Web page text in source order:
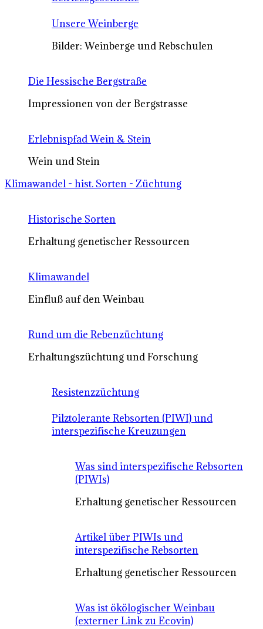
Unsere Weinberge
Bilder: Weinberge und Rebschulen
Die Hessische Bergstraße
Impressionen von der Bergstrasse
Erlebnispfad Wein & Stein
Wein und Stein
Klimawandel - hist. Sorten - Züchtung
Historische Sorten
Erhaltung genetischer Ressourcen
Klimawandel
Einfluß auf den Weinbau
Rund um die Rebenzüchtung
Erhaltungszüchtung und Forschung
Resistenzzüchtung
Pilztolerante Rebsorten (PIWI) und
interspezifische Kreuzungen
Was sind interspezifische Rebsorten
(PIWIs)
Erhaltung genetischer Ressourcen
Artikel über PIWIs und
interspezifische Rebsorten
Erhaltung genetischer Ressourcen
Was ist ökölogischer Weinbau
(externer Link zu Ecovin)